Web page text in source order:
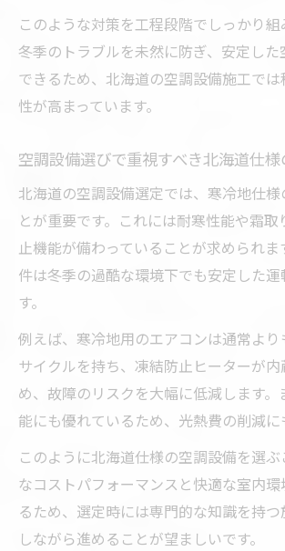
このような対策を工程段階でしっかり組
冬季のトラブルを未然に防ぎ、安定し
できるため、北海道の空調設備施工で
性が高まっています。
空調設備選びで重視すべき北海道仕
北海道の空調設備選定では、寒冷地仕様
とが重要です。これには耐寒性能や霜
止機能が備わっていることが求められま
件は冬季の過酷な環境下でも安定した運
す。
例えば、寒冷地用のエアコンは通常より
サイクルを持ち、凍結防止ヒーターが
め、故障のリスクを大幅に低減します。
能にも優れているため、光熱費の削減に
このように北海道仕様の空調設備を選
なコストパフォーマンスと快適な室内
るため、選定時には専門的な知識を持
しながら進めることが望ましいです。